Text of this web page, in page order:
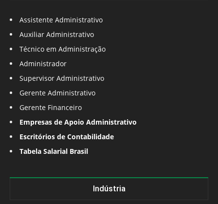
Assistente Administrativo
Auxiliar Administrativo
Técnico em Administração
Administrador
Supervisor Administrativo
Gerente Administrativo
Gerente Financeiro
Empresas de Apoio Administrativo
Escritórios de Contabilidade
Tabela Salarial Brasil
Indústria